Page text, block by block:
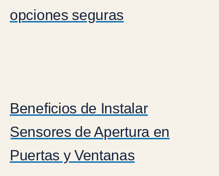
opciones seguras
Beneficios de Instalar
Sensores de Apertura en
Puertas y Ventanas